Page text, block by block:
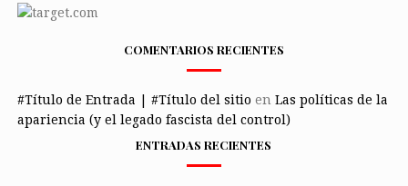
COMENTARIOS RECIENTES
#Título de Entrada | #Título del sitio en Las políticas de la
apariencia (y el legado fascista del control)
ENTRADAS RECIENTES